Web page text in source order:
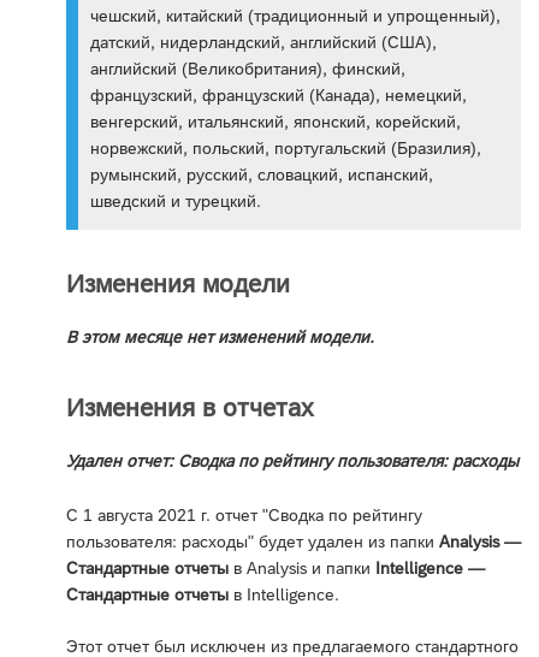
чешский, китайский (традиционный и упрощенный),
датский, нидерландский, английский (США),
английский (Великобритания), финский,
французский, французский (Канада), немецкий,
венгерский, итальянский, японский, корейский,
норвежский, польский, португальский (Бразилия),
румынский, русский, словацкий, испанский,
шведский и турецкий.
Изменения модели
В этом месяце нет изменений модели.
Изменения в отчетах
Удален отчет: Сводка по рейтингу пользователя: расходы
С 1 августа 2021 г. отчет "Сводка по рейтингу
пользователя: расходы" будет удален из папки Analysis —
Стандартные отчеты в Analysis и папки Intelligence —
Стандартные отчеты в Intelligence.
Этот отчет был исключен из предлагаемого стандартного